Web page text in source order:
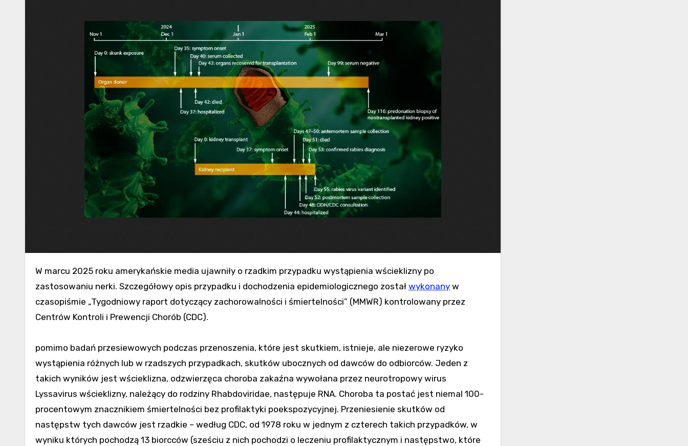
W marcu 2025 roku amerykańskie media ujawniły o rzadkim przypadku wystąpienia wścieklizny po
zastosowaniu nerki. Szczegółowy opis przypadku i dochodzenia epidemiologicznego został wykonany w
czasopiśmie „Tygodniowy raport dotyczący zachorowalności i śmiertelności” (MMWR) kontrolowany przez
Centrów Kontroli i Prewencji Chorób (CDC).
pomimo badań przesiewowych podczas przenoszenia, które jest skutkiem, istnieje, ale niezerowe ryzyko
wystąpienia różnych lub w rzadszych przypadkach, skutków ubocznych od dawców do odbiorców. Jeden z
takich wyników jest wścieklizna, odzwierzęca choroba zakaźna wywołana przez neurotropowy wirus
Lyssavirus wścieklizny, należący do rodziny Rhabdoviridae, następuje RNA. Choroba ta postać jest niemal 100-
procentowym znacznikiem śmiertelności bez profilaktyki poekspozycyjnej. Przeniesienie skutków od
następstw tych dawców jest rzadkie – według CDC, od 1978 roku w jednym z czterech takich przypadków, w
wyniku których pochodzą 13 biorcców (sześciu z nich pochodzi o leczeniu profilaktycznym i następstwo, które